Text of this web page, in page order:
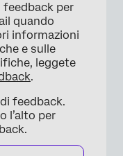
×
feedback per
quando
informazioni
e sulle
leggete
.
feedback.
l’alto per